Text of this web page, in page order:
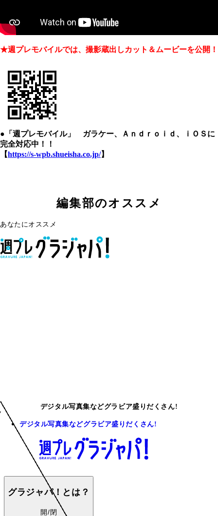
★週プレモバイルでは、撮影蔵出しカット＆ムービーを公開！
●「週プレモバイル」 ガラケー、Ａｎｄｒｏｉｄ、ｉＯＳに
完全対応中！！
【https://s-wpb.shueisha.co.jp/】
編集部のオススメ
あなたにオススメ
デジタル写真集などグラビア盛りだくさん!
デジタル写真集などグラビア盛りだくさん!
グラジャパ！とは？
開/閉